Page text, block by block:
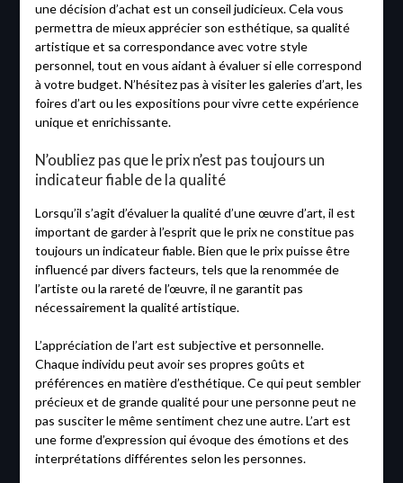
une décision d’achat est un conseil judicieux. Cela vous
permettra de mieux apprécier son esthétique, sa qualité
artistique et sa correspondance avec votre style
personnel, tout en vous aidant à évaluer si elle correspond
à votre budget. N’hésitez pas à visiter les galeries d’art, les
foires d’art ou les expositions pour vivre cette expérience
unique et enrichissante.
N’oubliez pas que le prix n’est pas toujours un
indicateur fiable de la qualité
Lorsqu’il s’agit d’évaluer la qualité d’une œuvre d’art, il est
important de garder à l’esprit que le prix ne constitue pas
toujours un indicateur fiable. Bien que le prix puisse être
influencé par divers facteurs, tels que la renommée de
l’artiste ou la rareté de l’œuvre, il ne garantit pas
nécessairement la qualité artistique.
L’appréciation de l’art est subjective et personnelle.
Chaque individu peut avoir ses propres goûts et
préférences en matière d’esthétique. Ce qui peut sembler
précieux et de grande qualité pour une personne peut ne
pas susciter le même sentiment chez une autre. L’art est
une forme d’expression qui évoque des émotions et des
interprétations différentes selon les personnes.